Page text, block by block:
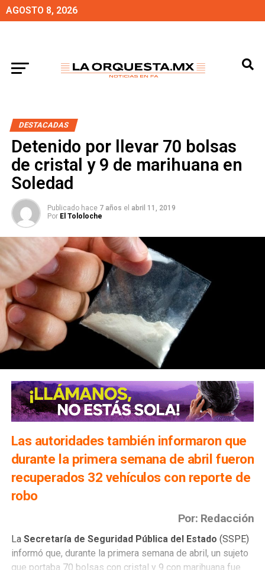
AGOSTO 8, 2026
DESTACADAS
Detenido por llevar 70 bolsas
de cristal y 9 de marihuana en
Soledad
Publicado hace 7 años el abril 11, 2019
Por El Tololoche
Las autoridades también informaron que
durante la primera semana de abril fueron
recuperados 32 vehículos con reporte de
robo
Por: Redacción
La Secretaría de Seguridad Pública del Estado (SSPE)
informó que, durante la primera semana de abril, un sujeto
que portaba 70 bolsas con cristal y 9 con marihuana fue